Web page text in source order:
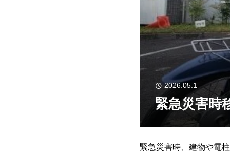
2026.05.1
緊急災害時
緊急災害時、建物や電